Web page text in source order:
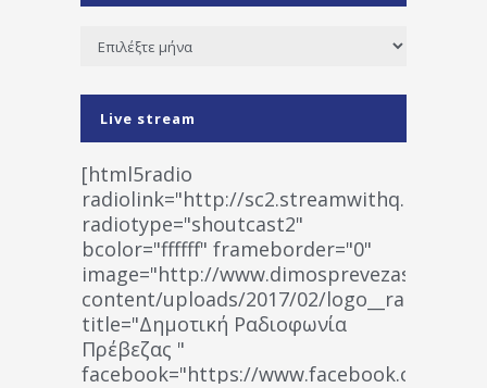
Ιστορικό
Live stream
[html5radio
radiolink="http://
radiotype="shoutcast2"
bcolor="ffffff" frameborder="0"
image="http://www.dimosprevezas.gr/wp-
content/uploads/2017/02/
title="Δημοτική Ραδιοφωνία
Πρέβεζας "
facebook="https://www.facebook.com/